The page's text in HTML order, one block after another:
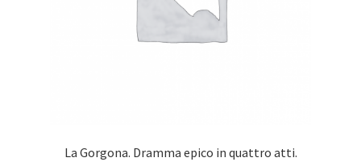
La Gorgona. Dramma epico in quattro atti.